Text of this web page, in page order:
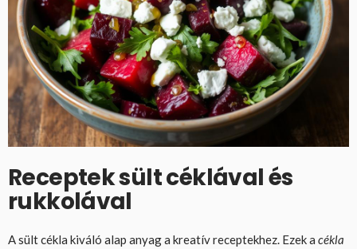
Receptek sült céklával és
rukkolával
A sült cékla kiváló alap anyag a kreatív receptekhez. Ezek a cékla